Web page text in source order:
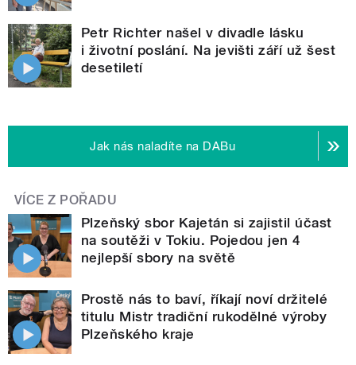
Petr Richter našel v divadle lásku
i životní poslání. Na jevišti září už šest
desetiletí
Jak nás naladíte na DABu
VÍCE Z POŘADU
Plzeňský sbor Kajetán si zajistil účast
na soutěži v Tokiu. Pojedou jen 4
nejlepší sbory na světě
Prostě nás to baví, říkají noví držitelé
titulu Mistr tradiční rukodělné výroby
Plzeňského kraje